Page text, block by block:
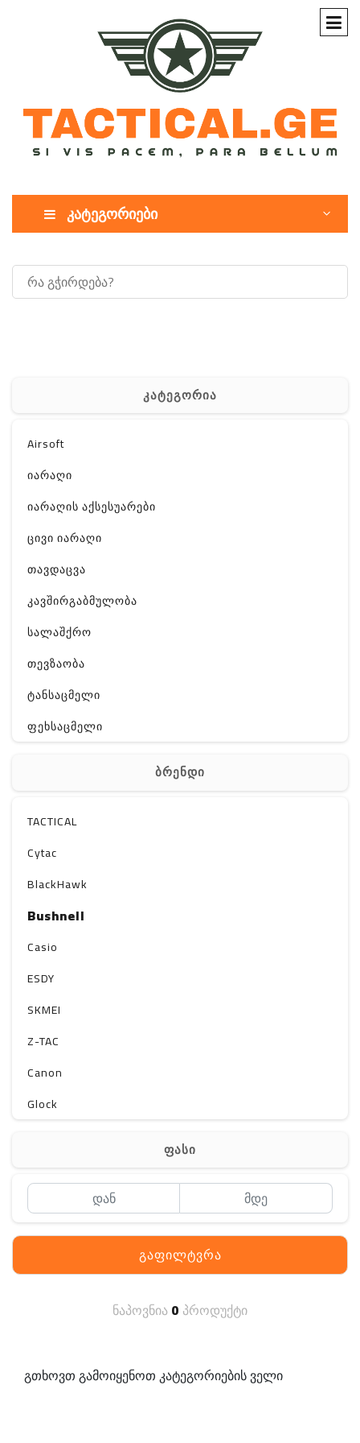
კატეგორიები
კატეგორია
Airsoft
იარაღი
იარაღის აქსესუარები
ცივი იარაღი
თავდაცვა
კავშირგაბმულობა
სალაშქრო
თევზაობა
ტანსაცმელი
ფეხსაცმელი
სხვა
Off-Road
ბრენდი
TACTICAL
Cytac
BlackHawk
Bushnell
Casio
ESDY
SKMEI
Z-TAC
Canon
Glock
Lancer Tactical
SIG SAUER
PENTAGON
ფასი
გაფილტვრა
ნაპოვნია0 პროდუქტი
გთხოვთ გამოიყენოთ კატეგორიების ველი